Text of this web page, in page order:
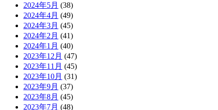
2024年5月 (38)
2024年4月 (49)
2024年3月 (45)
2024年2月 (41)
2024年1月 (40)
2023年12月 (47)
2023年11月 (45)
2023年10月 (31)
2023年9月 (37)
2023年8月 (45)
2023年7月 (48)